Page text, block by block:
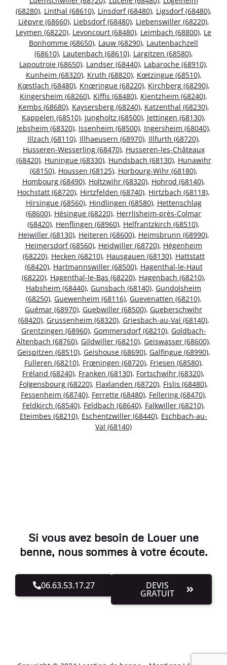
(68280), Linthal (68610), Linsdorf (68480), Ligsdorf (68480),
Lièpvre (68660), Liebsdorf (68480), Liebenswiller (68220),
Leymen (68220), Levoncourt (68480), Leimbach (68800), Le
Bonhomme (68650), Lauw (68290), Lautenbachzell
(68610), Lautenbach (68610), Largitzen (68580),
Lapoutroie (68650), Landser (68440), Labaroche (68910),
Kunheim (68320), Kruth (68820), Kœtzingue (68510),
Kœstlach (68480), Knœringue (68220), Kirchberg (68290),
Kingersheim (68260), Kiffis (68480), Kientzheim (68240),
Kembs (68680), Kaysersberg (68240), Katzenthal (68230),
Kappelen (68510), Jungholtz (68500), Jettingen (68130),
Jebsheim (68320), Issenheim (68500), Ingersheim (68040),
Illzach (68110), Illhaeusern (68970), Illfurth (68720),
Husseren-Wesserling (68470), Husseren-les-Châteaux
(68420), Huningue (68330), Hundsbach (68130), Hunawihr
(68150), Houssen (68125), Horbourg-Wihr (68180),
Hombourg (68490), Holtzwihr (68320), Hohrod (68140),
Hochstatt (68720), Hirtzfelden (68740), Hirtzbach (68118),
Hirsingue (68560), Hindlingen (68580), Hettenschlag
(68600), Hésingue (68220), Herrlisheim-près-Colmar
(68420), Henflingen (68960), Helfrantzkirch (68510),
Heiwiller (68130), Heiteren (68600), Heimsbrunn (68990),
Heimersdorf (68560), Heidwiller (68720), Hégenheim
(68220), Hecken (68210), Hausgauen (68130), Hattstatt
(68420), Hartmannswiller (68500), Hagenthal-le-Haut
(68220), Hagenthal-le-Bas (68220), Hagenbach (68210),
Habsheim (68440), Gunsbach (68140), Gundolsheim
(68250), Guewenheim (68116), Guevenatten (68210),
Guémar (68970), Guebwiller (68500), Gueberschwihr
(68420), Grussenheim (68320), Griesbach-au-Val (68140),
Grentzingen (68960), Gommersdorf (68210), Goldbach-
Altenbach (68760), Gildwiller (68210), Geiswasser (68600),
Geispitzen (68510), Geishouse (68690), Galfingue (68990),
Fulleren (68210), Frœningen (68720), Friesen (68580),
Fréland (68240), Franken (68130), Fortschwihr (68320),
Folgensbourg (68220), Flaxlanden (68720), Fislis (68480),
Fessenheim (68740), Ferrette (68480), Fellering (68470),
Feldkirch (68540), Feldbach (68640), Falkwiller (68210),
Eteimbes (68210), Eschentzwiller (68440), Eschbach-au-
Val (68140)
Si vous avez besoin de Louer une
benne, nous sommes à votre écoute.
06.63.53.17.27 DEVIS
GRATUIT